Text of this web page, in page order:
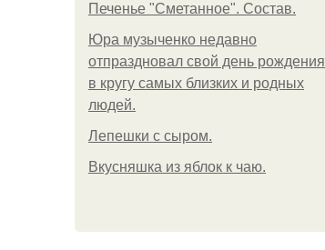
Печенье "Сметанное". Состав.
Юра музыченко недавно
отпраздновал свой день рождения
в кругу самых близких и родных
людей.
Лепешки с сыром.
Вкусняшка из яблок к чаю.